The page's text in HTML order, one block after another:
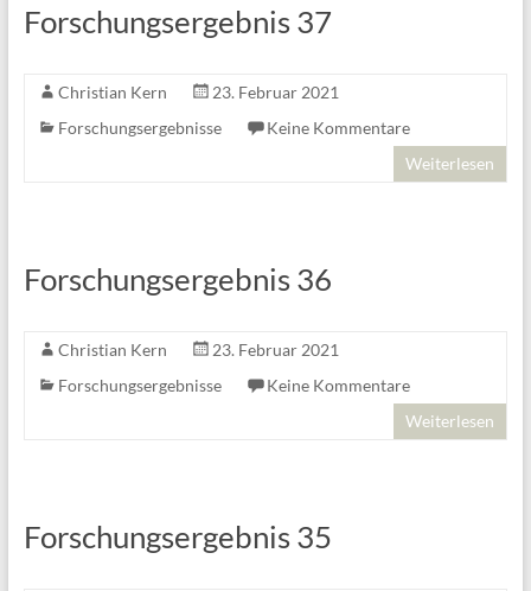
Forschungsergebnis 37
Christian Kern
23. Februar 2021
Forschungsergebnisse
Keine Kommentare
Weiterlesen
Forschungsergebnis 36
Christian Kern
23. Februar 2021
Forschungsergebnisse
Keine Kommentare
Weiterlesen
Forschungsergebnis 35